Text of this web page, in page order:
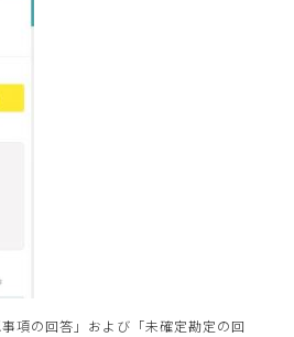
項の回答」および「未確定勘定の回